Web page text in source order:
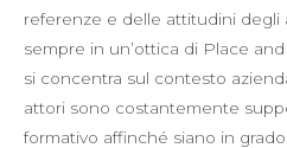
referenze e delle attitudini degli
sempre in un’ottica di Place
si concentra sul contesto
attori sono costantemente
formativo affinché siano in